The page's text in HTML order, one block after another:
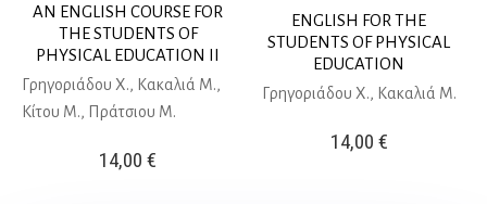
AN ENGLISH COURSE FOR
THE STUDENTS OF
PHYSICAL EDUCATION II
Γρηγοριάδου Χ., Κακαλιά Μ.,
Κίτου Μ., Πράτσιου Μ.
14,00€
ENGLISH FOR THE
STUDENTS OF PHYSICAL
EDUCATION
Γρηγοριάδου Χ., Κακαλιά Μ.
14,00 €